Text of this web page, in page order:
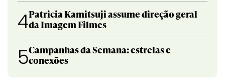
4Patricia Kamitsuji assume direção geral
da Imagem Filmes
5Campanhas da Semana: estrelas e
conexões